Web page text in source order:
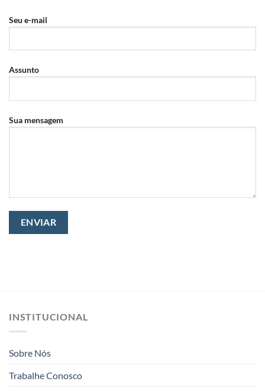
Seu e-mail
Assunto
Sua mensagem
INSTITUCIONAL
Sobre Nós
Trabalhe Conosco